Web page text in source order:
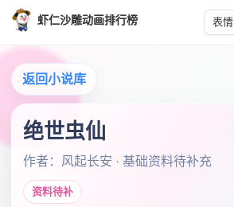
虾仁沙雕动画排行榜 表情
返回小说库
绝世虫仙
作者：风起长安 · 基础资料待补充
资料待补